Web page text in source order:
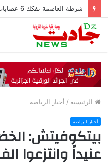
شرطة العاصمة تفكك 6 عصابات أحياء وتوقف 42 شخصًا
الرئيسية / أخبار الرياضة
أخبار الرياضة
بيتكوفيتش:
عنيداً وانتزعوا